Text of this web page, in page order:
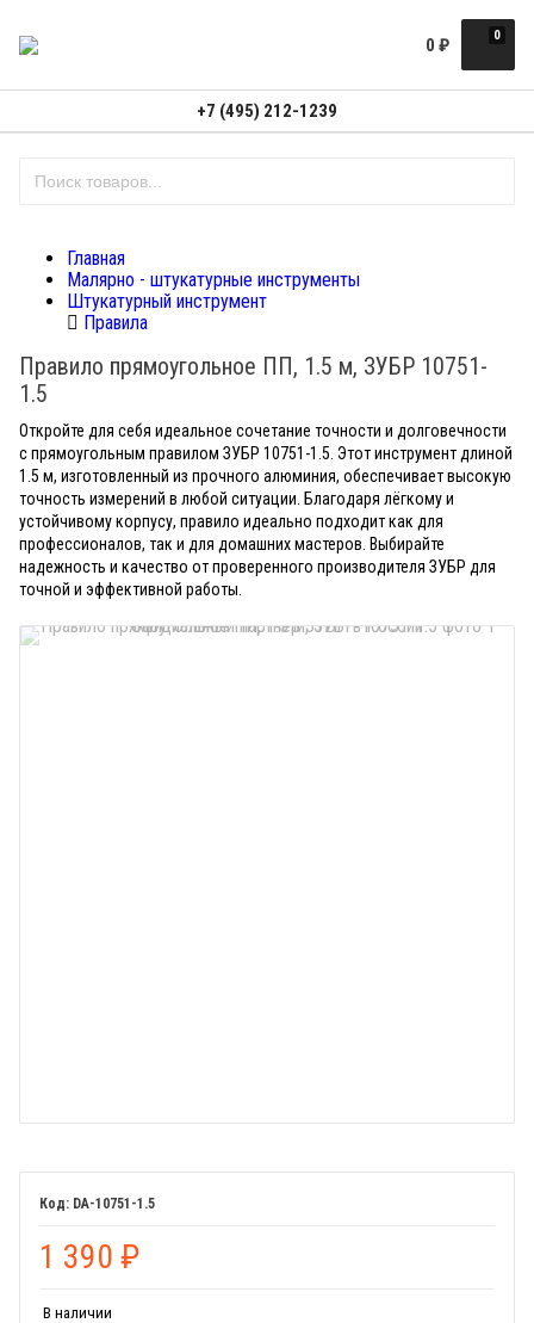
0
0 ₽
+7 (495) 212-1239
Главная
Малярно - штукатурные инструменты
Штукатурный инструмент
Правила
Правило прямоугольное ПП, 1.5 м, ЗУБР 10751-
1.5
Откройте для себя идеальное сочетание точности и долговечности
с прямоугольным правилом ЗУБР 10751-1.5. Этот инструмент длиной
1.5 м, изготовленный из прочного алюминия, обеспечивает высокую
точность измерений в любой ситуации. Благодаря лёгкому и
устойчивому корпусу, правило идеально подходит как для
профессионалов, так и для домашних мастеров. Выбирайте
надежность и качество от проверенного производителя ЗУБР для
точной и эффективной работы.
DA-10751-1.5
1 390 ₽
В наличии